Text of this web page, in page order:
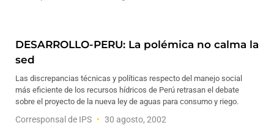
DESARROLLO-PERU: La polémica no calma la
sed
Las discrepancias técnicas y políticas respecto del manejo social
más eficiente de los recursos hídricos de Perú retrasan el debate
sobre el proyecto de la nueva ley de aguas para consumo y riego.
Corresponsal de IPS 30 agosto, 2002